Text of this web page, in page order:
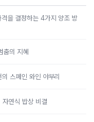
을 결정하는 4가지 양조 방
춤의 지혜
스페인 와인 야부리
연식 밥상 비결